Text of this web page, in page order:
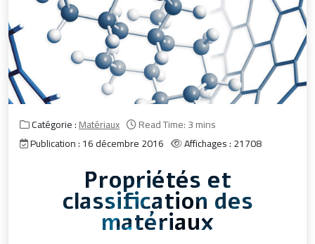
Catégorie :Matériaux
Read Time: 3 mins
Publication : 16 décembre 2016
Affichages : 21708
Propriétés et
classification des
matériaux